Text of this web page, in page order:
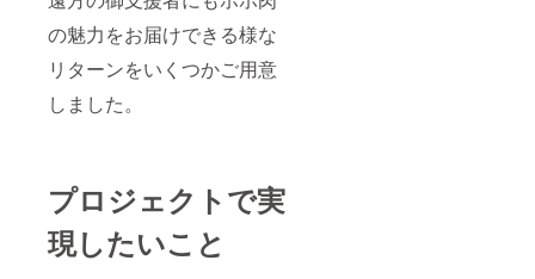
の魅力をお届けできる様な
リターンをいくつかご用意
しました。
プロジェクトで実
現したいこと